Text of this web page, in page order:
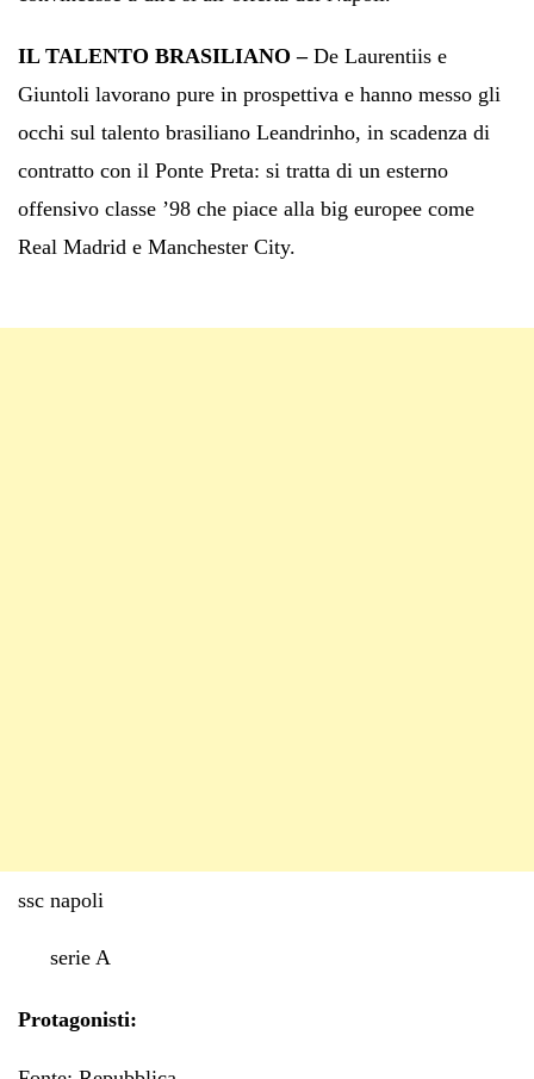
IL TALENTO BRASILIANO –De Laurentiis e
Giuntoli lavorano pure in prospettiva e hanno messo gli
occhi sul talento brasiliano Leandrinho, in scadenza di
contratto con il Ponte Preta: si tratta di un esterno
offensivo classe ’98 che piace alla big europee come
Real Madrid e Manchester City.
ssc napoli
serie A
Protagonisti: